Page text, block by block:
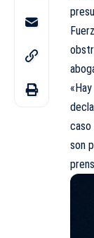
caso
son